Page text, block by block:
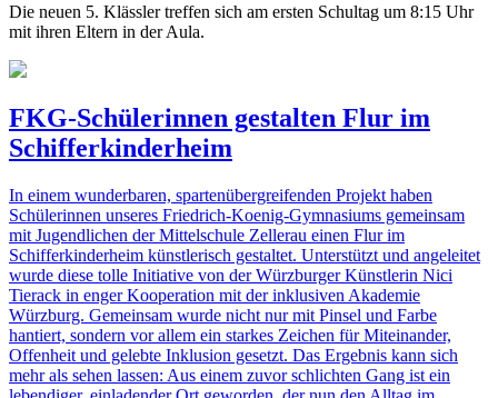
Die neuen 5. Klässler treffen sich am ersten Schultag um 8:15 Uhr
mit ihren Eltern in der Aula.
FKG-Schülerinnen gestalten Flur im
Schifferkinderheim
In einem wunderbaren, spartenübergreifenden Projekt haben
Schülerinnen unseres Friedrich-Koenig-Gymnasiums gemeinsam
mit Jugendlichen der Mittelschule Zellerau einen Flur im
Schifferkinderheim künstlerisch gestaltet. Unterstützt und angeleitet
wurde diese tolle Initiative von der Würzburger Künstlerin Nici
Tierack in enger Kooperation mit der inklusiven Akademie
Würzburg. Gemeinsam wurde nicht nur mit Pinsel und Farbe
hantiert, sondern vor allem ein starkes Zeichen für Miteinander,
Offenheit und gelebte Inklusion gesetzt. Das Ergebnis kann sich
mehr als sehen lassen: Aus einem zuvor schlichten Gang ist ein